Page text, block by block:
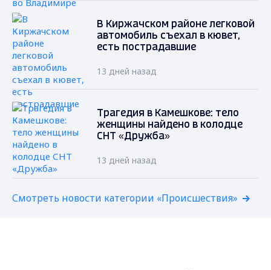
В Киржачском районе легковой
автомобиль съехал в кювет,
есть пострадавшие
13 дней назад
Трагедия в Камешкове: тело
женщины найдено в колодце
СНТ «Дружба»
13 дней назад
Смотреть новости категории «Происшествия»